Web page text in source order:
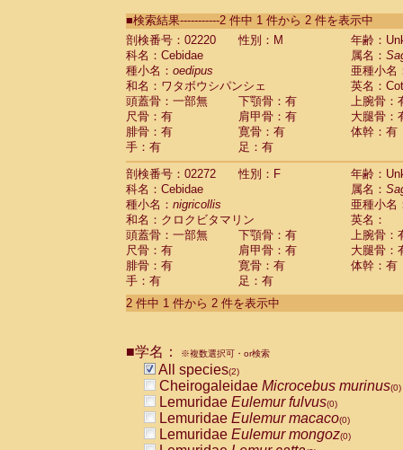
CebidaeSaguinus labiatus(0)
Cebidae Saguinus leucopus (0)
Cebidae
Cebidae
CebidaeSaguinus nigricollis (1)
Cebidae Saguinus oedipus
Cebidae Saguinus weddelli
Cebidae Saguinusspp.
Cebidae Aotus trivirgatus
Cebidae Cebus albifrons
Cebidae
CebidaeCebus capucinus
CebidaeCebus nigrivittatus
Cebidae Cebusspp.(0)
Cebidae Saimiri boliviensis
Cebidae Saimiri sciureus
Atelidae Alouatta caraya
AtelidaeAlouatta fusca
AtelidaeAlouatta seniculus
AtelidaeAteles belzebuth
AtelidaeAteles geoffroyi
AtelidaeAteles paniscus(0)
AtelidaeAtelesspp. (0)
AtelidaeLagothrix lagothricha
AtelidaeLagothrix lagothricha cana
PitheciidaeCacajao calvus
■検索結果-----------2 件中 1 件から 2 件を表示中
剖検番号：02220
性別：M
年齢：
科名：Cebidae
属名：
種小名： oedipus
亜種小名
和名：ワタボウシパンシェ
英名：
頭蓋骨：一部無
下顎骨：有
上腕骨：
尺骨：有
肩甲骨：有
大腿骨：
腓骨：有
寛骨：有
体幹：有
手：有
足：有
剖検番号：02272
性別：F
年齢：
科名：Cebidae
属名：
種小名： nigricollis
亜種小名
和名：クロクビタマリン
英名：
頭蓋骨：一部無
下顎骨：有
上腕骨：
尺骨：有
肩甲骨：有
大腿骨：
腓骨：有
寛骨：有
体幹：有
手：有
足：有
2 件中 1 件から 2 件を表示中
■学名： ※複数選択可・or検索
All species(2)
Cheirogaleidae Microcebus murinus(0)
Lemuridae Eulemur fulvus(0)
Lemuridae Eulemur macaco(0)
Lemuridae Eulemur mongoz(0)